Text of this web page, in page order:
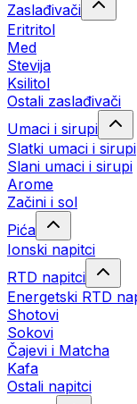
Zaslađivači
Eritritol
Med
Stevija
Ksilitol
Ostali zaslađivači
Umaci i sirupi
Slatki umaci i sirupi
Slani umaci i sirupi
Arome
Začini i sol
Pića
Ionski napitci
RTD napitci
Energetski RTD
Shotovi
Sokovi
Čajevi i Matcha
Kafa
Ostali napitci